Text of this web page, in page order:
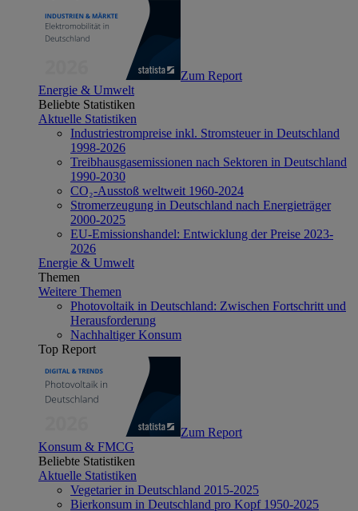
Zum Report
Energie & Umwelt
Beliebte Statistiken
Aktuelle Statistiken
Industriestrompreise inkl. Stromsteuer in Deutschland
1998-2026
Treibhausgasemissionen nach Sektoren in Deutschland
1990-2030
CO₂-Ausstoß weltweit 1960-2024
Stromerzeugung in Deutschland nach Energieträger
2000-2025
EU-Emissionshandel: Entwicklung der Preise 2023-
2026
Energie & Umwelt
Themen
Weitere Themen
Photovoltaik in Deutschland: Zwischen Fortschritt und
Herausforderung
Nachhaltiger Konsum
Top Report
Zum Report
Konsum & FMCG
Beliebte Statistiken
Aktuelle Statistiken
Vegetarier in Deutschland 2015-2025
Bierkonsum in Deutschland pro Kopf 1950-2025